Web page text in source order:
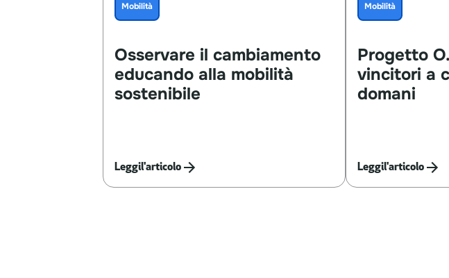
Mobilità
Osservare il cambiamento
educando alla mobilità
sostenibile
Leggil'articolo
Mobilità
Progetto
vincitori a
domani
Leggil'articolo